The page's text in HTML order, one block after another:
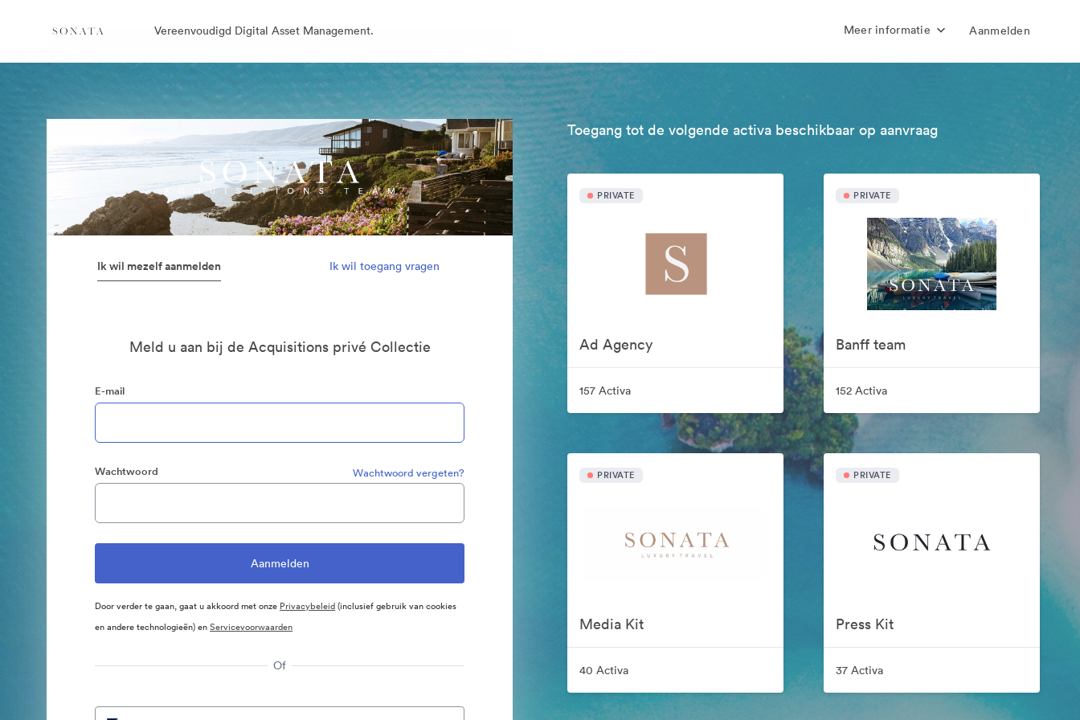
Vereenvoudigd Digital Asset Management. Meer informatie Aanmelden
Ik wil mezelf aanmelden Ik wil toegang vragen
Meld u aan bij de Acquisitions privé Collectie
E-mail
Wachtwoord Wachtwoord vergeten?
Door verder te gaan, gaat u akkoord met onze Privacybeleid(inclusief gebruik van cookies
en andere technologieën) enServicevoorwaarden
Of
Toegang tot de volgende activa beschikbaar op aanvraag
PRIVATE
Ad Agency
157 Activa
PRIVATE
Banff team
152 Activa
PRIVATE
Media Kit
40 Activa
PRIVATE
Press Kit
37 Activa